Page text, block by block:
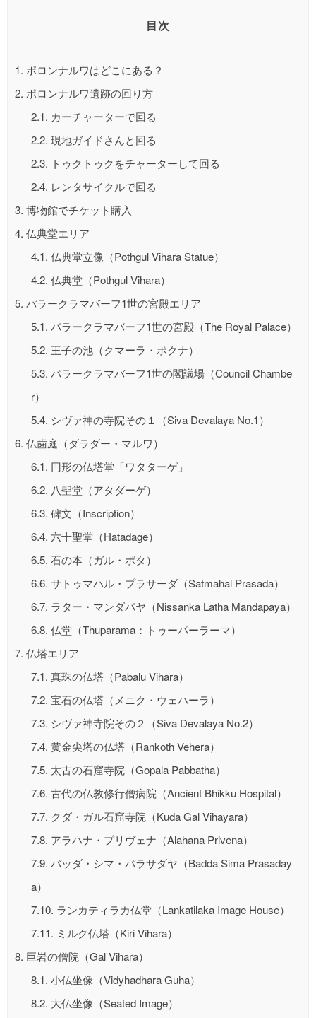
目次
1. ポロンナルワはどこにある？
2. ポロンナルワ遺跡の回り方
2.1. カーチャーターで回る
2.2. 現地ガイドさんと回る
2.3. トゥクトゥクをチャーターして回る
2.4. レンタサイクルで回る
3. 博物館でチケット購入
4. 仏典堂エリア
4.1. 仏典堂立像（Pothgul Vihara Statue）
4.2. 仏典堂（Pothgul Vihara）
5. パラークラマバーフ1世の宮殿エリア
5.1. パラークラマバーフ1世の宮殿（The Royal Palace）
5.2. 王子の池（クマーラ・ポクナ）
5.3. パラークラマバーフ1世の閣議場（Council Chambe
r）
5.4. シヴァ神の寺院その１（Siva Devalaya No.1）
6. 仏歯庭（ダラダー・マルワ）
6.1. 円形の仏塔堂「ワタターゲ」
6.2. 八聖堂（アタダーゲ）
6.3. 碑文（Inscription）
6.4. 六十聖堂（Hatadage）
6.5. 石の本（ガル・ポタ）
6.6. サトゥマハル・プラサーダ（Satmahal Prasada）
6.7. ラター・マンダパヤ（Nissanka Latha Mandapaya）
6.8. 仏堂（Thuparama：トゥーパーラーマ）
7. 仏塔エリア
7.1. 真珠の仏塔（Pabalu Vihara）
7.2. 宝石の仏塔（メニク・ウェハーラ）
7.3. シヴァ神寺院その２（Siva Devalaya No.2）
7.4. 黄金尖塔の仏塔（Rankoth Vehera）
7.5. 太古の石窟寺院（Gopala Pabbatha）
7.6. 古代の仏教修行僧病院（Ancient Bhikku Hospital）
7.7. クダ・ガル石窟寺院（Kuda Gal Vihayara）
7.8. アラハナ・プリヴェナ（Alahana Privena）
7.9. バッダ・シマ・パラサダヤ（Badda Sima Prasaday
a）
7.10. ランカティラカ仏堂（Lankatilaka Image House）
7.11. ミルク仏塔（Kiri Vihara）
8. 巨岩の僧院（Gal Vihara）
8.1. 小仏坐像（Vidyhadhara Guha）
8.2. 大仏坐像（Seated Image）